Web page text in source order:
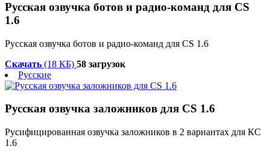
Русская озвучка ботов и радио-команд для CS
1.6
Русская озвучка ботов и радио-команд для CS 1.6
Скачать (18 КБ) 58 загрузок
Русские
Русская озвучка заложников для CS 1.6
Русифицированная озвучка заложников в 2 вариантах для КС
1.6